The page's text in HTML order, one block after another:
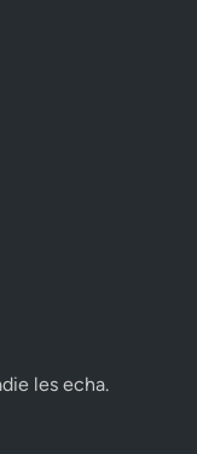
les echa.